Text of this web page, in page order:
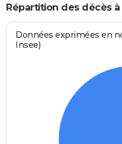
Répartition des décès
Données exprimées en
Insee)